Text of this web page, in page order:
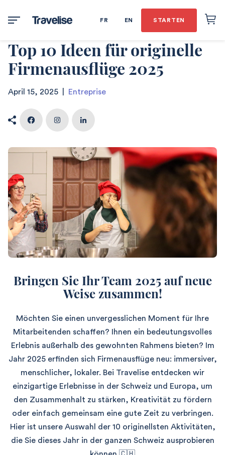
FR EN STARTEN
Top 10 Ideen für originelle
Firmenausflüge 2025
April 15, 2025 Entreprise
Bringen Sie Ihr Team 2025 auf neue
Weise zusammen!
Möchten Sie einen unvergesslichen Moment für Ihre
Mitarbeitenden schaffen?
Ihnen ein bedeutungsvolles
Erlebnis außerhalb des gewohnten Rahmens bieten?
Im
Jahr 2025 erfinden sich Firmenausflüge neu: immersiver,
menschlicher, lokaler. Bei Travelise entdecken wir
einzigartige Erlebnisse in der Schweiz und Europa, um
den Zusammenhalt zu stärken, Kreativität zu fördern
oder einfach gemeinsam eine gute Zeit zu verbringen.
Hier ist unsere Auswahl der 10 originellsten Aktivitäten,
die Sie dieses Jahr in der ganzen Schweiz ausprobieren